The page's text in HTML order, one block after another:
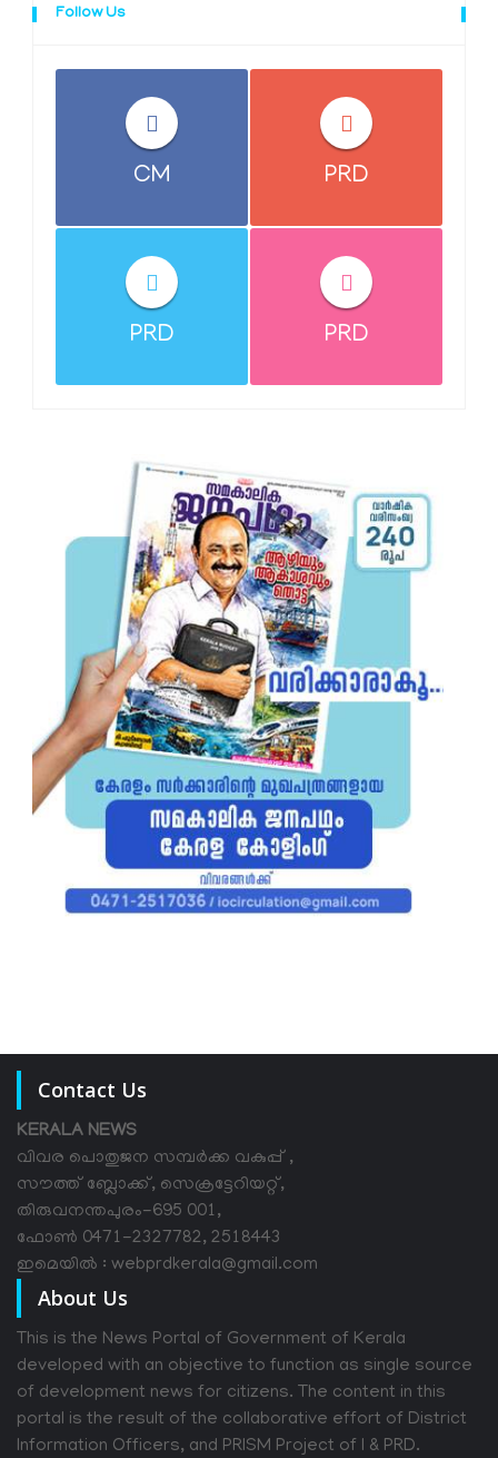
Follow Us
CM PRD
PRD PRD
Contact Us
KERALA NEWS
വിവര പൊതുജന സമ്പര്‍ക്ക വകുപ്പ് ,
സൗത്ത് ബ്ലോക്ക്, സെക്രട്ടേറിയറ്റ്,
തിരുവനന്തപുരം-695 001,
ഫോൺ 0471-2327782, 2518443
ഇമെയിൽ : webprdkerala@gmail.com
About Us
This is the News Portal of Government of Kerala
developed with an objective to function as single source
of development news for citizens. The content in this
portal is the result of the collaborative effort of District
Information Officers, and PRISM Project of I & PRD.